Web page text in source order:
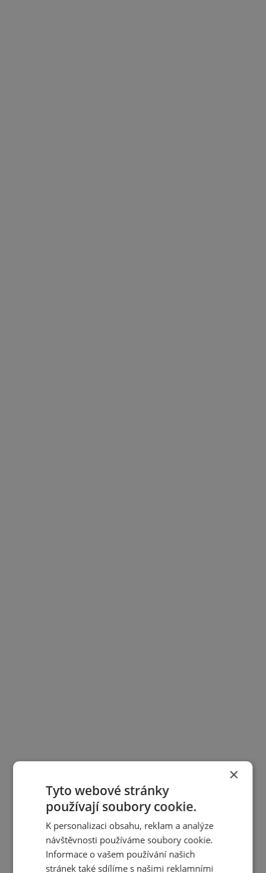
×
Tyto webové stránky
používají soubory cookie.
K personalizaci obsahu, reklam a analýze
návštěvnosti používáme soubory cookie.
Informace o vašem používání našich
stránek také sdílíme s našimi reklamními